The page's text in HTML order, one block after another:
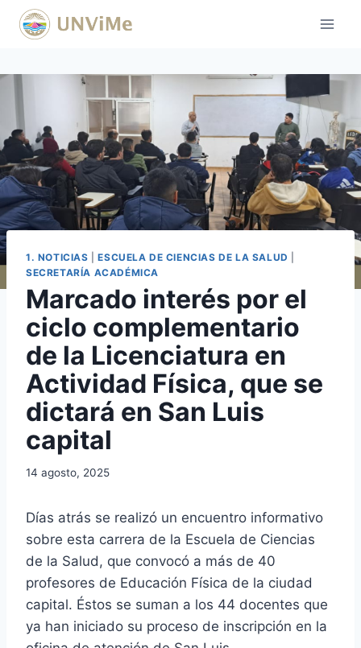
Saltar
1. NOTICIAS |ESCUELA DE CIENCIAS DE LA SALUD
SECRETARÍA ACADÉMICA
Marcado interés por el
ciclo complementario
de la Licenciatura en
Actividad Física, que se
dictará en San Luis
capital
14 agosto, 2025
Días atrás se realizó un encuentro informativo
sobre esta carrera de la Escuela de Ciencias
de la Salud, que convocó a más de 40
profesores de Educación Física de la ciudad
capital. Éstos se suman a los 44 docentes que
ya han iniciado su proceso de inscripción en la